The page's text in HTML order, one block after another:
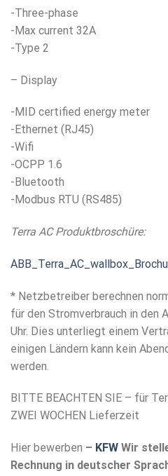
-Three-phase
-Max current 32A
-Type 2
– Display
-MID certified energy meter
-Ethernet (RJ45)
-Wifi
-OCPP 1.6
-Bluetooth
-Modbus RTU (RS485)
Terra AC Produktbroschüre:
* Netzbetreiber berechnen
für den Stromverbrauch in den
Uhr. Dies unterliegt einem
einigen Ländern kann kein
werden.
BITTE BEACHTEN SIE – für
ZWEI WOCHEN Lieferzeit
Hier bewerben – KFW Wir
Rechnung in deutscher